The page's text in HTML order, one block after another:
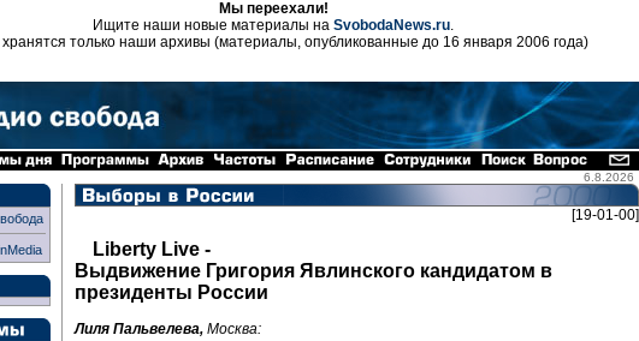
Мы переехали!
Ищите наши новые материалы на SvobodaNews.ru.
хранятся только наши архивы (материалы, опубликованные до 16 января 2006 года)
6.8.2026
[19-01-00]
Liberty Live -
Выдвижение Григория Явлинского кандидатом в
президенты России
Лиля Пальвелева, Москва: